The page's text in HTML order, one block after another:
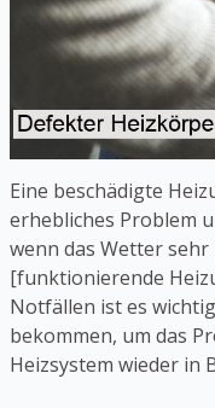
Eine beschädigte
erhebliches Problem
wenn das Wetter
[funktionierende
Notfällen ist es
bekommen, um das
Heizsystem wieder in